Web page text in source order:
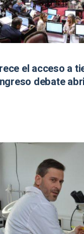
el acceso a
debate